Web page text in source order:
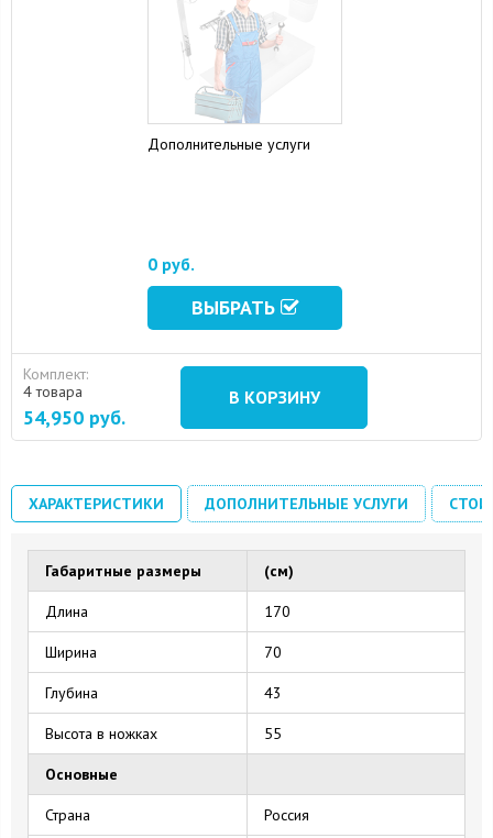
Дополнительные услуги
0 руб.
ВЫБРАТЬ
Комплект:
4 товара
54,950 руб.
В КОРЗИНУ
ХАРАКТЕРИСТИКИ ДОПОЛНИТЕЛЬНЫЕ УСЛУГИ
Габаритные размеры (см)
Длина 170
Ширина 70
Глубина 43
Высота в ножках 55
Основные
Страна Россия